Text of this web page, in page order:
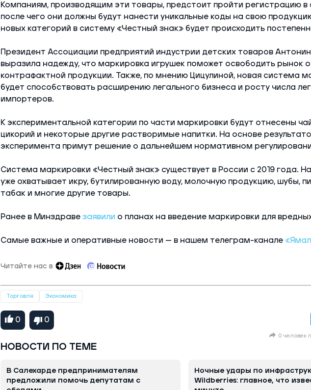
Компаниям, производящим эти товары, предстоит пройти регистрацию в
после чего они должны будут нанести уникальные коды на свою
новых категорий в систему «Честный знак» будет происходить
Президент Ассоциации предприятий индустрии детских товаров
выразила надежду, что маркировка игрушек поможет освободить рынок
контрафактной продукции. Также, по мнению Цицулиной, новая система
будет способствовать расширению легального бизнеса и росту числа
импортеров.
К экспериментальной категории по части маркировки будут отнесены
цикорий и некоторые другие растворимые напитки. На основе
эксперимента примут решение о дальнейшем нормативном
Система маркировки «Честный знак» существует в России с 2019 года.
уже охватывает икру, бутилированную воду, молочную продукцию, шубы,
табак и многие другие товары.
Ранее в Минздраве заявили о планах на введение маркировки для
Самые важные и оперативные новости — в нашем телеграм-канале
Читайте нас в
Торговля Экономика
0 0
0 человек
НОВОСТИ ПО ТЕМЕ
В Салехарде предпринимателям
предложили помочь депутатам с
Ночные удары по
Wildberries: главное, что